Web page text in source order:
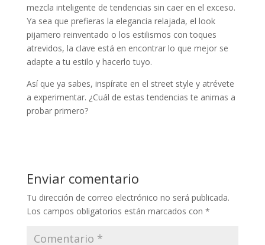
mezcla inteligente de tendencias sin caer en el exceso.
Ya sea que prefieras la elegancia relajada, el look
pijamero reinventado o los estilismos con toques
atrevidos, la clave está en encontrar lo que mejor se
adapte a tu estilo y hacerlo tuyo.
Así que ya sabes, inspírate en el street style y atrévete
a experimentar. ¿Cuál de estas tendencias te animas a
probar primero?
Enviar comentario
Tu dirección de correo electrónico no será publicada.
Los campos obligatorios están marcados con *